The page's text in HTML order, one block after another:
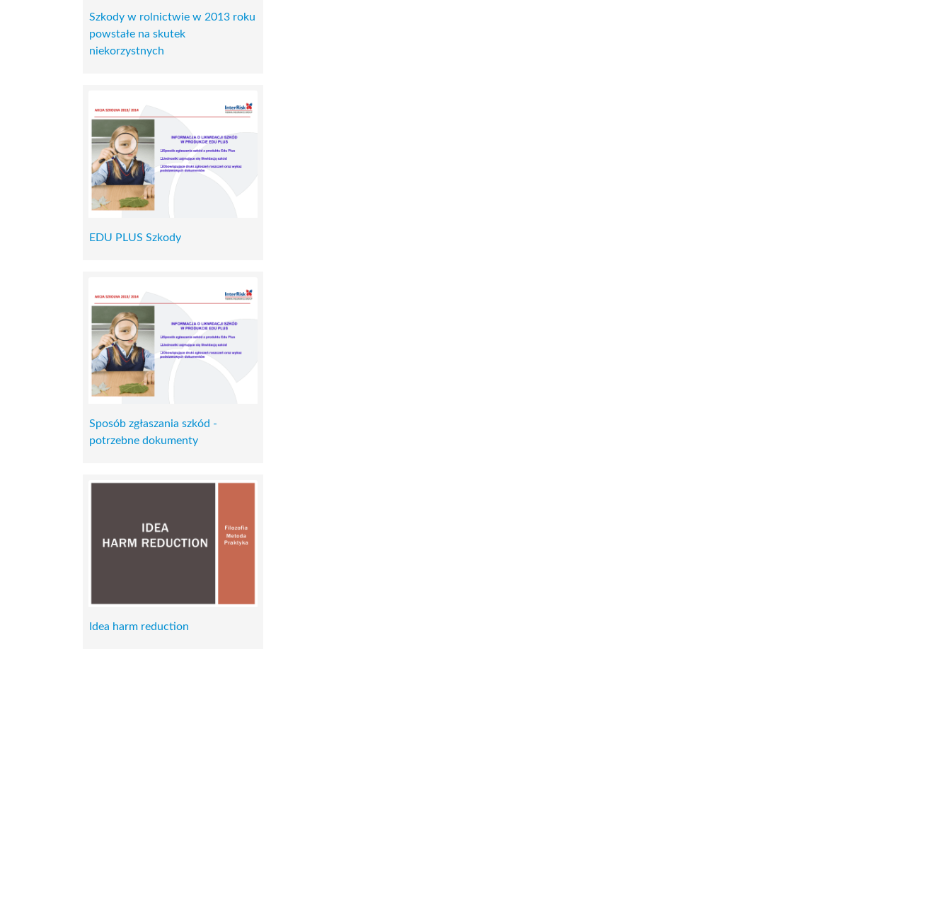
Szkody w rolnictwie w 2013 roku
powstałe na skutek
niekorzystnych
EDU PLUS Szkody
Sposób zgłaszania szkód -
potrzebne dokumenty
Idea harm reduction